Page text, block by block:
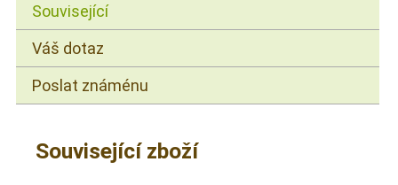
Související
Váš dotaz
Poslat známénu
Související zboží